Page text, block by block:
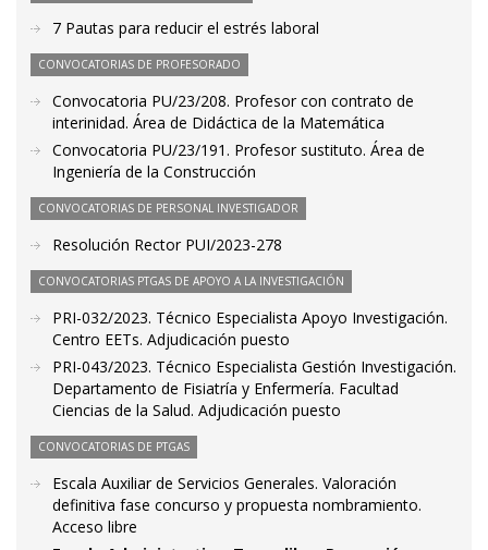
7 Pautas para reducir el estrés laboral
CONVOCATORIAS DE PROFESORADO
Convocatoria PU/23/208. Profesor con contrato de
interinidad. Área de Didáctica de la Matemática
Convocatoria PU/23/191. Profesor sustituto. Área de
Ingeniería de la Construcción
CONVOCATORIAS DE PERSONAL INVESTIGADOR
Resolución Rector PUI/2023-278
CONVOCATORIAS PTGAS DE APOYO A LA INVESTIGACIÓN
PRI-032/2023. Técnico Especialista Apoyo Investigación.
Centro EETs. Adjudicación puesto
PRI-043/2023. Técnico Especialista Gestión Investigación.
Departamento de Fisiatría y Enfermería. Facultad
Ciencias de la Salud. Adjudicación puesto
CONVOCATORIAS DE PTGAS
Escala Auxiliar de Servicios Generales. Valoración
definitiva fase concurso y propuesta nombramiento.
Acceso libre